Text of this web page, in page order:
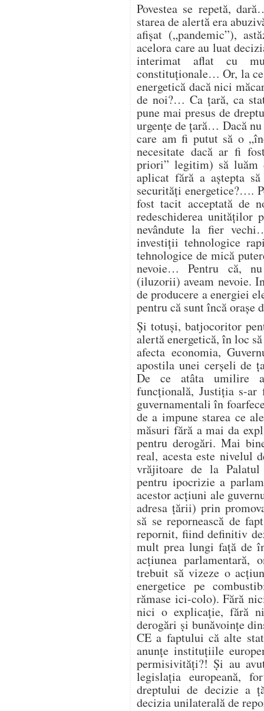
Povestea se repetă,
starea de alertă era
afișat („pandemic”),
acelora care au luat
interimat aflat cu
constituționale… Or, la
energetică dacă nici
de noi?… Ca țară, ca
pune mai presus de
urgențe de țară… Dacă
care am fi putut să o
necesitate dacă ar fi
priori” legitim) să luăm
aplicat fără a aștepta
securități energetice?….
fost tacit acceptată de
redeschiderea unităților
nevândute la fier
investiții tehnologice
tehnologice de mică
nevoie… Pentru că,
(iluzorii) aveam nevoie.
de producere a energiei
pentru că sunt încă orașe
Și totuși, batjocoritor
alertă energetică, în loc
afecta economia,
apostila unei cerșeli de
De ce atâta umilire
funcțională, Justiția s-
guvernamentali în
de a impune starea ce
măsuri fără a mai da
pentru derogări. Mai
real, acesta este nivelul
vrăjitoare de la
pentru ipocrizie a
acestor acțiuni ale
adresa țării) prin
să se repornească de
repornit, fiind definitiv
mult prea lungi față de
acțiunea
trebuit să vizeze o
energetice pe
rămase ici-colo). Fără
nici o explicație, fără
derogări și bunăvoințe
CE a faptului că alte
anunțe instituțiile
permisivități?! Și au
legislația europeană,
dreptului de decizie a
decizia unilaterală de